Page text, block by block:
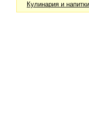
Кулинария и напитки